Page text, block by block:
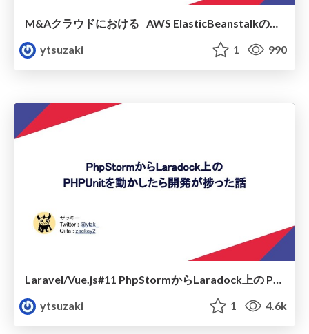
ytsuzaki
1 990
Laravel/Vue.js#11 PhpStormからLaradock上の PHPUnitを動かしたら開発が捗った話
ytsuzaki
1 4.6k